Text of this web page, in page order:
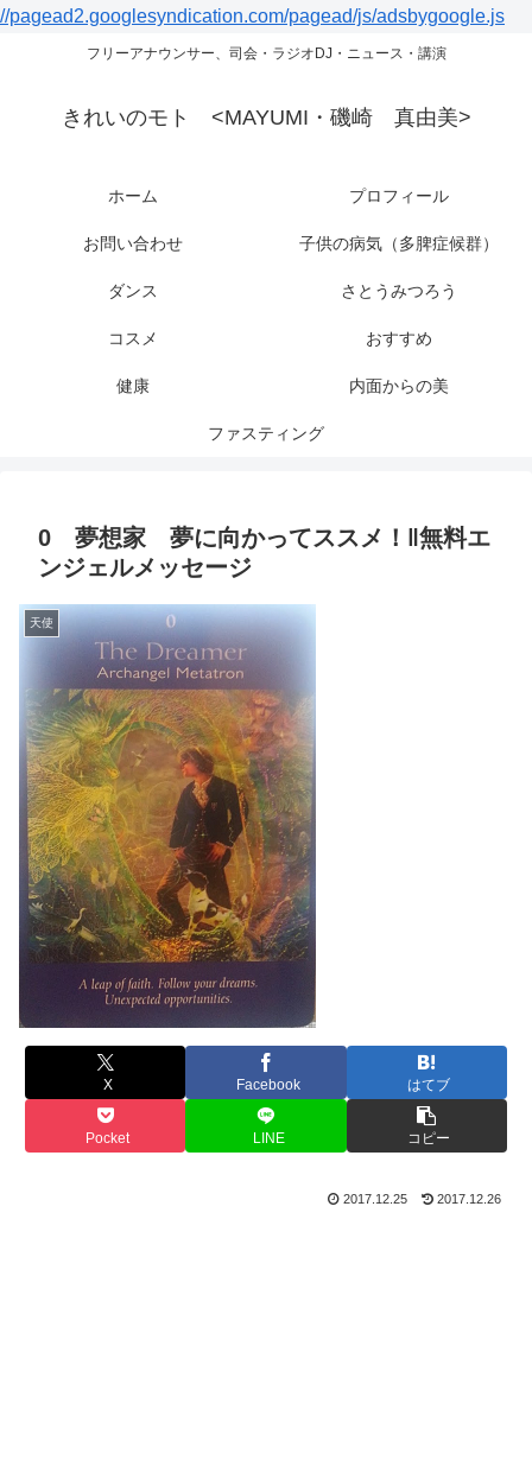
//pagead2.googlesyndication.com/pagead/js/adsbygoogle.js
フリーアナウンサー、司会・ラジオDJ・ニュース・講演
きれいのモト <MAYUMI・磯崎 真由美>
ホーム プロフィール
お問い合わせ 子供の病気（多脾症候群）
ダンス さとうみつろう
コスメ おすすめ
健康 内面からの美
ファスティング
0 夢想家 夢に向かってススメ！‖無料エ
ンジェルメッセージ
天使
X Facebook はてブ
Pocket LINE コピー
2017.12.25 2017.12.26